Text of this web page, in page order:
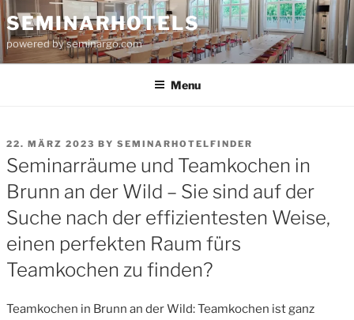
Skip
to
content
SEMINARHOTELS
powered by seminargo.com
Menu
POSTED
ON
22. MÄRZ 2023 BY SEMINARHOTELFINDER
Seminarräume und Teamkochen in
Brunn an der Wild – Sie sind auf der
Suche nach der effizientesten Weise,
einen perfekten Raum fürs
Teamkochen zu finden?
Teamkochen in Brunn an der Wild: Teamkochen ist ganz